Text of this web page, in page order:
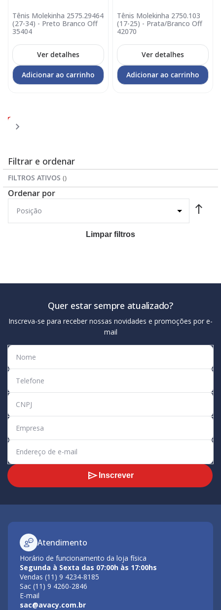
Tênis Molekinha 2575.29464
(27-34) - Preto Branco Off
35404
Ver detalhes
Adicionar ao carrinho
Tênis Molekinha 2750.103
(17-25) - Prata/Branco Off
42070
Ver detalhes
Adicionar ao carrinho
Você
esta
pagina
1 3
Filtrar e ordenar
FILTROS ATIVOS
Ordenar por
Limpar filtros
Quer estar sempre atualizado?
Inscreva-se para receber nossas novidades e promoções por e-
mail
Inscrever
Atendimento
Horário de funcionamento da loja física
Segunda à Sexta das 07:00h às 17:00hs
Vendas (11) 9 4234-8185
Sac (11) 9 4260-2846
E-mail
sac@avacy.com.br